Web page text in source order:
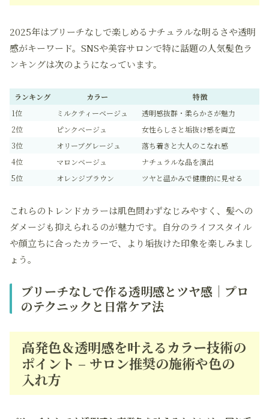
2025年はブリーチなしで楽しめるナチュラルな明るさや透明
感がキーワード。SNSや美容サロンで特に話題の人気髪色ラ
ンキングは次のようになっています。
ランキング カラー
特徴
1位
ミルクティーベージュ
透明感抜群・柔らかさが魅力
2位
ピンクベージュ
女性らしさと垢抜け感を両立
3位
オリーブグレージュ
落ち着きと大人のこなれ感
4位
マロンベージュ
ナチュラルな品を演出
5位
オレンジブラウン ツヤと温かみで健康的に見せる
これらのトレンドカラーは肌色問わずなじみやすく、髪への
ダメージも抑えられるのが魅力です。自分のライフスタイル
や顔立ちに合ったカラーで、より垢抜けた印象を楽しみまし
ょう。
ブリーチなしで作る透明感とツヤ感｜プロ
のテクニックと日常ケア法
高発色＆透明感を叶えるカラー技術の
ポイント – サロン推奨の施術や色の
入れ方